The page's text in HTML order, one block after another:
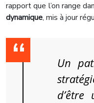
rapport que l’on range
dynamique, mis à jour
Un
d’être